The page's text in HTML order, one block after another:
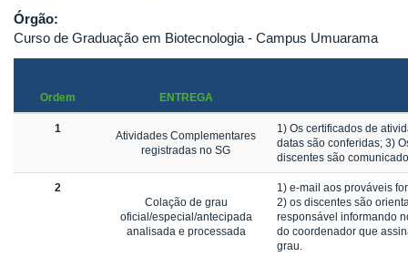
Órgão:
Curso de Graduação em Biotecnologia - Campus Umuarama
Ordem ENTREGA
1
Atividades Complementares
registradas no SG
1) Os certificados de
datas são conferidas; 3)
discentes são
2
Colação de grau
oficial/especial/antecipada
analisada e processada
1) e-mail aos prováveis
2) os discentes são
responsável informando
do coordenador que
grau.